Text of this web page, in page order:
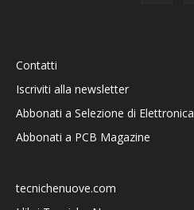
Contatti
Iscriviti alla newsletter
Abbonati a Selezione di Elettronica
Abbonati a PCB Magazine
tecnichenuove.com